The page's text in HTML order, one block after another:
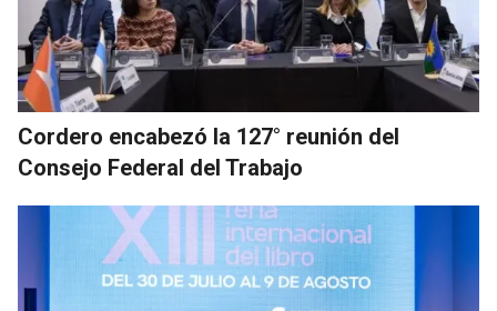
Cordero encabezó la 127° reunión del
Consejo Federal del Trabajo